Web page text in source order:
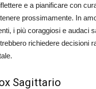
e a pianificare con
prossimamente. In
i più coraggiosi e audaci
richiedere decisioni
Sagittario